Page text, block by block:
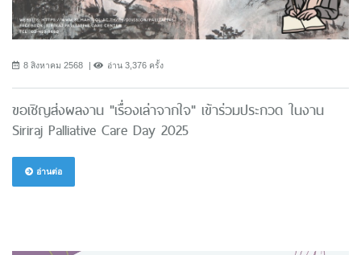
8 สิงหาคม 2568 อ่าน 3,376 ครั้ง
ขอเชิญส่งผลงาน "เรื่องเล่าจากใจ" เข้าร่วมประกวด ในงาน
Siriraj Palliative Care Day 2025
อ่านต่อ